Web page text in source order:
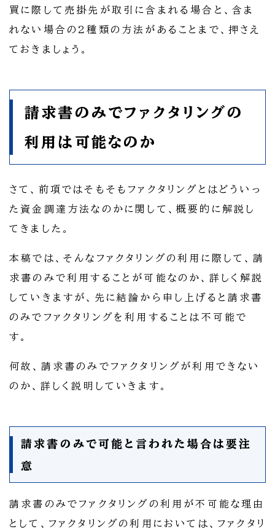
買に際して売掛先が取引に含まれる場合と、含ま
れない場合の2種類の方法があることまで、押さえ
ておきましょう。
請求書のみでファクタリングの
利用は可能なのか
さて、前項ではそもそもファクタリングとはどういっ
た資金調達方法なのかに関して、概要的に解説し
てきました。
本稿では、そんなファクタリングの利用に際して、請
求書のみで利用することが可能なのか、詳しく解説
していきますが、先に結論から申し上げると請求書
のみでファクタリングを利用することは不可能で
す。
何故、請求書のみでファクタリングが利用できない
のか、詳しく説明していきます。
請求書のみで可能と言われた場合は要注
意
請求書のみでファクタリングの利用が不可能な理由
として、ファクタリングの利用においては、ファクタリ